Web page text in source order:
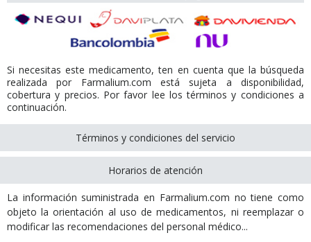
Si necesitas este medicamento, ten en cuenta que la búsqueda
realizada por Farmalium.com está sujeta a disponibilidad,
cobertura y precios. Por favor lee los términos y condiciones a
continuación.
Términos y condiciones del servicio
Horarios de atención
La información suministrada en Farmalium.com no tiene como
objeto la orientación al uso de medicamentos, ni reemplazar o
modificar las recomendaciones del personal médico...